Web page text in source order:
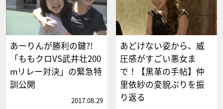
あーりんが勝利の鍵?!
「ももクロVS武井壮200
mリレー対決」の緊急特
訓公開
2017.08.29
あどけない姿から、威
圧感がすごい悪女ま
で！【黒革の手帖】仲
里依紗の変貌ぶりを振
り返る